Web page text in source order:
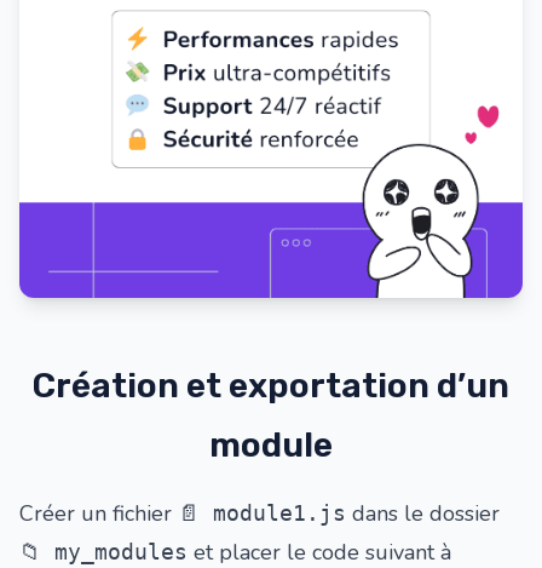
Création et exportation d’un
module
Créer un fichier 📄 module1.js dans le dossier
📁 my_modules et placer le code suivant à